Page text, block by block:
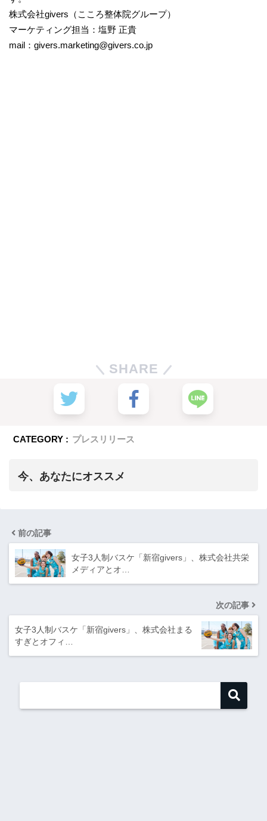
株式会社givers（こころ整体院グループ）
マーケティング担当：塩野 正貴
mail：givers.marketing@givers.co.jp
SHARE
CATEGORY : プレスリリース
今、あなたにオススメ
前の記事
女子3人制バスケ「新宿givers」、株式会社共栄
メディアとオ…
次の記事
女子3人制バスケ「新宿givers」、株式会社まる
すぎとオフィ…